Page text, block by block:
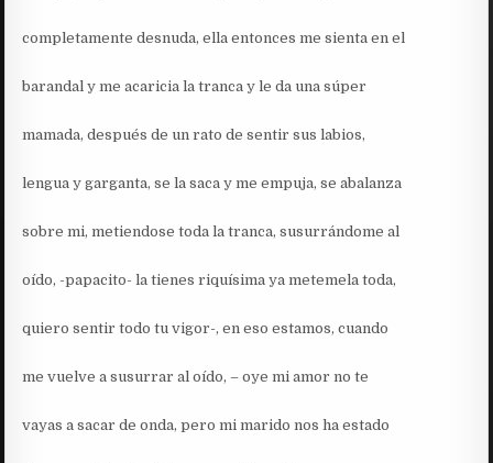
completamente desnuda, ella entonces me sienta en el
barandal y me acaricia la tranca y le da una súper
mamada, después de un rato de sentir sus labios,
lengua y garganta, se la saca y me empuja, se abalanza
sobre mi, metiendose toda la tranca, susurrándome al
oído, -papacito- la tienes riquísima ya metemela toda,
quiero sentir todo tu vigor-, en eso estamos, cuando
me vuelve a susurrar al oído, – oye mi amor no te
vayas a sacar de onda, pero mi marido nos ha estado